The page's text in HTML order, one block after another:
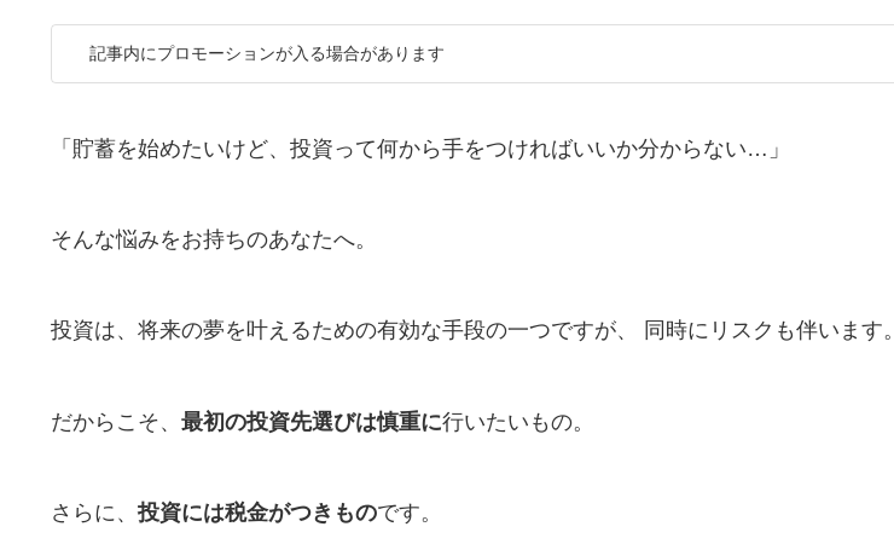
記事内にプロモーションが入る場合があります
「貯蓄を始めたいけど、投資って何から手をつければいいか分からない…」
そんな悩みをお持ちのあなたへ。
投資は、将来の夢を叶えるための有効な手段の一つですが、 同時にリスクも伴います。
だからこそ、 最初の投資先選びは慎重に行いたいもの。
さらに、投資には税金がつきものです。